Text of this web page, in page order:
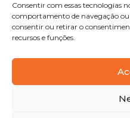
Consentir com essas tecnologias
comportamento de navegação ou
consentir ou retirar o
recursos e funções.
Copyright © 2025 Sabores
reservadosPolítica de
Designed byShift Your